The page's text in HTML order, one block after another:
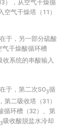
），从空气干燥循
气干燥塔（11）
于，另一部分硫酸
气干燥酸循环槽
收系统的串酸输入
于，第二次SO3循
二吸收塔（31）
循环槽（32）、第
3吸收酸脱盐水冷却